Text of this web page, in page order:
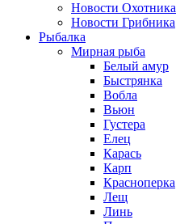
Новости Охотника
Новости Грибника
Рыбалка
Мирная рыба
Белый амур
Быстрянка
Вобла
Вьюн
Густера
Елец
Карась
Карп
Красноперка
Лещ
Линь